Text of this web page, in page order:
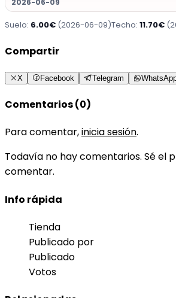
2026-06-09
Suelo: 6.00€ (2026-06-09)Techo: 11.70€
Compartir
X Facebook Telegram
Comentarios (0)
Para comentar,inicia sesión.
Todavía no hay comentarios. Sé el
comentar.
Info rápida
Tienda
Publicado por
Publicado
Votos